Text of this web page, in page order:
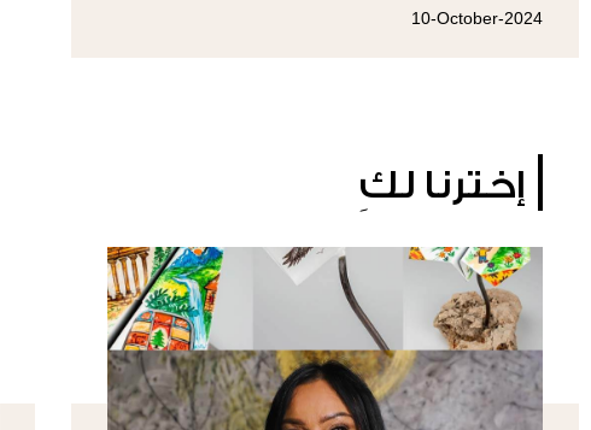
والنفسية دعماً لعافية الشعب اللبناني
10-October-2024
إخترنا لكِ